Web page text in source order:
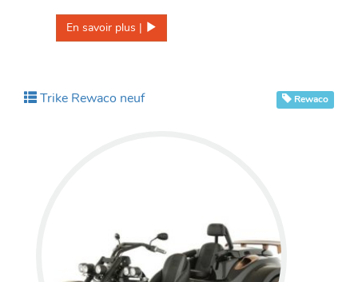
En savoir plus |
Trike Rewaco neuf Rewaco